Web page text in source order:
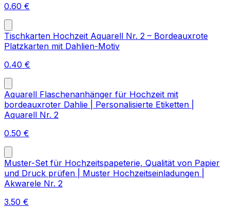
0.60 €
Tischkarten Hochzeit Aquarell Nr. 2 – Bordeauxrote
Platzkarten mit Dahlien-Motiv
0.40 €
Aquarell Flaschenanhänger für Hochzeit mit
bordeauxroter Dahlie | Personalisierte Etiketten |
Aquarell Nr. 2
0.50 €
Muster-Set für Hochzeitspapeterie, Qualität von Papier
und Druck prüfen | Muster Hochzeitseinladungen |
Akwarele Nr. 2
3.50 €